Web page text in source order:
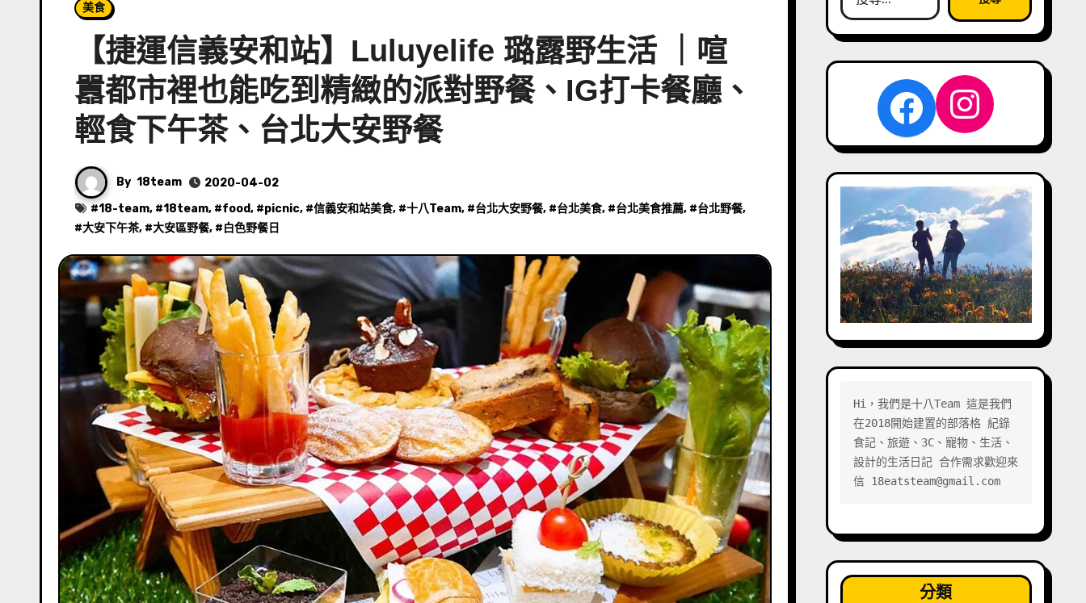
美食
【捷運信義安和站】Luluyelife 璐露野生活 ｜喧
囂都市裡也能吃到精緻的派對野餐、IG打卡餐廳、
輕食下午茶、台北大安野餐
By 18team
2020-04-02
#18-team, #18team, #food, #picnic, #信義安和站美食, #十八Team, #台北大安野餐, #台北美食, #台北美食推薦, #台北野餐,
#大安下午茶, #大安區野餐, #白色野餐日
尋
關
Facebook
Hi，我們是十八Team 這是我們
在2018開始建置的部落格 紀錄
食記、旅遊、3C、寵物、生活、
設計的生活日記 合作需求歡迎來
信 18eatsteam@gmail.com
分類